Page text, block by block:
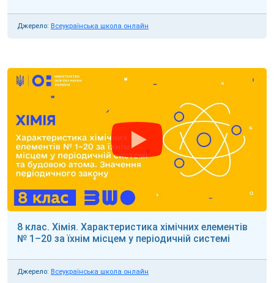
Джерело: Всеукраїнська школа онлайн
8 клас. Хімія. Характеристика хімічних елементів
№ 1–20 за їхнім місцем у періодичній системі
Джерело: Всеукраїнська школа онлайн